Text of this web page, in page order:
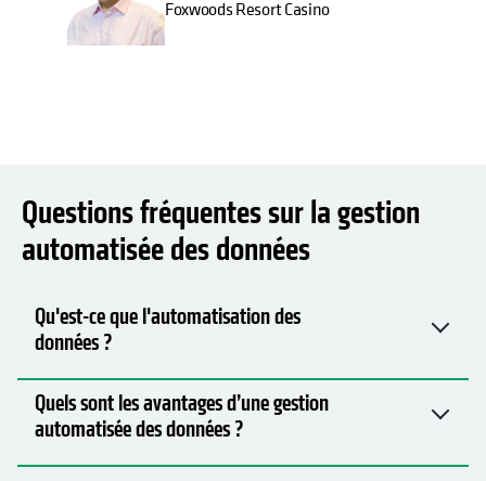
automatisée des données
Qu'est-ce que l'automatisation des
Quels sont les avantages d’une gestion
automatisée des données ?
Pourquoi est-il important d'automatiser ses
données ?